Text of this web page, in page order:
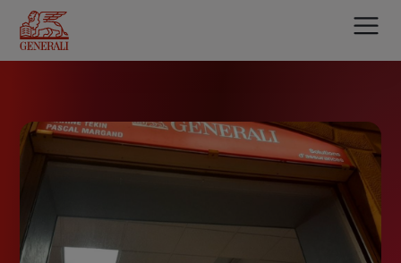
contenu
principal